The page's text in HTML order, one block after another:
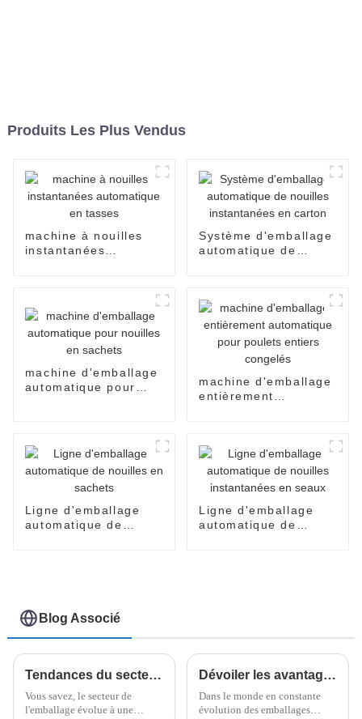
Produits Les Plus Vendus
machine à nouilles
instantanées
Système d'emballage
automatique de
machine d'emballage
automatique pour
machine d'emballage
entièrement
Ligne d'emballage
automatique de
Ligne d'emballage
automatique de
Blog Associé
Tendances du secteur en 2025 : Solutions innovantes pour la meilleure banderoleuse horizontale sur les marchés mondiaux
Vous savez, le secteur de
l'emballage évolue à une
Dévoiler les avantages de l'emballage flowpack en papier pour des solutions commerciales durables
Dans le monde en constante
évolution des emballages